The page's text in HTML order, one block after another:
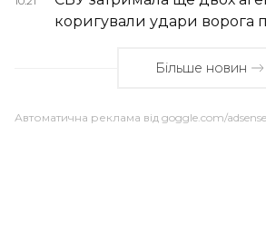
коригували удари ворога
Більше новин
Автоматична реклама від goggle.com/